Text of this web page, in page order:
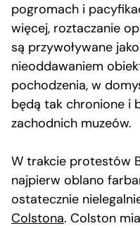
pogromach i
więcej, roztaczanie
są przywoływane
nieoddawaniem
pochodzenia, w
będą tak chronione i
zachodnich muzeów.
W trakcie protestów
najpierw oblano
ostatecznie
Colstona. Colston